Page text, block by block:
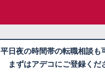
平日夜の時間帯の転職相談も
まずはアデコにご登録くだ